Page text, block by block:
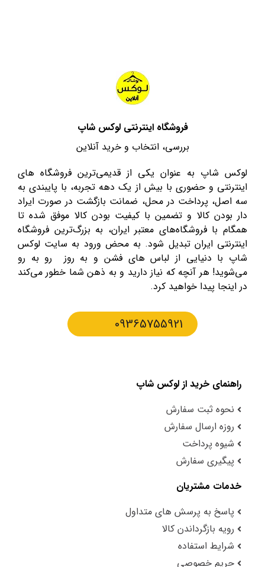
فروشگاه اینترنتی لوکس شاپ
بررسی، انتخاب و خرید آنلاین
لوکس شاپ به عنوان یکی از قدیمی‌ترین فروشگاه های
اینترنتی و حضوری با بیش از یک دهه تجربه، با پایبندی به
سه اصل، پرداخت در محل، ضمانت بازگشت در صورت ایراد
دار بودن کالا و تضمین با کیفیت بودن کالا موفق شده تا
همگام با فروشگاه‌های معتبر ایران، به بزرگ‌ترین فروشگاه
اینترنتی ایران تبدیل شود. به محض ورود به سایت لوکس
شاپ با دنیایی از لباس های فشن و به روز رو به رو
می‌شوید! هر آنچه که نیاز دارید و به ذهن شما خطور می‌کند
در اینجا پیدا خواهید کرد.
09365755921
راهنمای خرید از لوکس شاپ
نحوه ثبت سفارش
روزه ارسال سفارش
شیوه پرداخت
پیگیری سفارش
خدمات مشتریان
پاسخ به پرسش های متداول
رویه بازگرداندن کالا
شرایط استفاده
حریم خصوصی